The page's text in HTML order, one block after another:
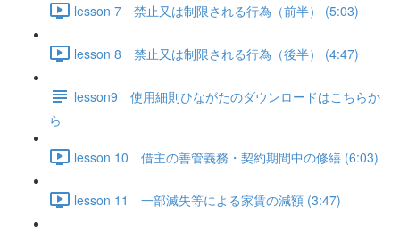
lesson 7 禁止又は制限される行為（前半） (5:03)
lesson 8 禁止又は制限される行為（後半） (4:47)
lesson9 使用細則ひながたのダウンロードはこちらか
ら
lesson 10 借主の善管義務・契約期間中の修繕 (6:03)
lesson 11 一部滅失等による家賃の減額 (3:47)